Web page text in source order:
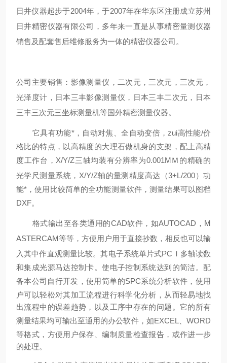
日井仪器起步于2004年，于2007年在华东区注册成立苏州
日井精密仪器有限公司，多年来一直是从事精密量测仪器
销售及配套售后维修服务为一体的精密仪器公司。
公司主要销售：影像测量仪，二次元，三次元，三次元，
光泽度计，日本三丰影像测量仪，日本三丰二次元，日本
三丰三次元三坐标测量机等国外精密测量仪器。
它具有功能*，自动对焦、全自动变倍，zui高性能/价
格比的特点，以高精度的大理石做机身的支架，配上高精
度工作台， X/Y/Z三轴均装有分辨率为0.001MＭ的精确的
光学尺测量系统， X/Y/Z轴的量测精度高达（3+L/200）功
能*，使用比较简单的全功能测量软件，测量结果可以图档
DXF。
格式输出至各类通用的CAD软件，如AUTOCAD ， M
ASTERCAM等等，方便用户用于直接抄数，相反也可以输
入其中作直观测量比较。其电子系统单片式PC Ｉ多轴读数
和集成光源马达控制卡。使电子控制系统达到的简洁。配
备本公司自行开发，使用简单的SPC系统分析软件，使用
户可以轻松对其加工流程进行科学化分析，从而轻易地找
出流程中的误差趋势，以及工序中存在的问题。它的所有
测量结果均可输出至通用的办公软件，如EXCEL 、WORD
等格式，方便用户保存、编制质量检查报告，或作进一步
的处理。